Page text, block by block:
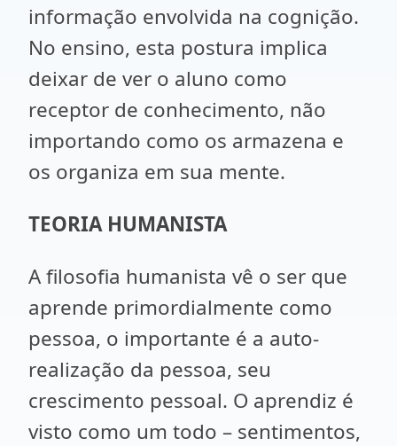
informação envolvida na cognição.
No ensino, esta postura implica
deixar de ver o aluno como
receptor de conhecimento, não
importando como os armazena e
os organiza em sua mente.
TEORIA HUMANISTA
A filosofia humanista vê o ser que
aprende primordialmente como
pessoa, o importante é a auto-
realização da pessoa, seu
crescimento pessoal. O aprendiz é
visto como um todo – sentimentos,